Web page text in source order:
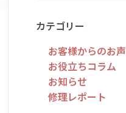
カテゴリー
お客様からのお声
お役立ちコラム
お知らせ
修理レポート